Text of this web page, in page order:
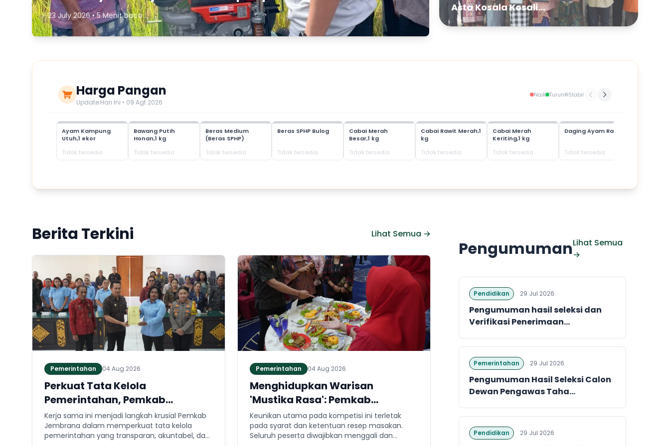
23 July 2026 • 5 Menit baca
Asta Kosala Kosali...
Harga Pangan
Update Hari Ini • 09 Agt 2026
Naik Turun Stabil
Ayam Kampung
Utuh,1 ekor
Tidak tersedia
Bawang Putih
Honan,1 kg
Tidak tersedia
Beras Medium
(Beras SPHP)
Tidak tersedia
Beras SPHP Bulog
Tidak tersedia
Cabai Merah
Besar,1 kg
Tidak tersedia
Cabai Rawit Merah,1
kg
Tidak tersedia
Cabai Merah
Keriting,1 kg
Tidak tersedia
Daging Ayam Ras
Tidak tersedia
Berita Terkini Lihat Semua →
Pemerintahan 04 Aug 2026
Perkuat Tata Kelola
Pemerintahan, Pemkab
Jembrana dan Kejari Jembrana
Sepakati Kerja Sama Hukum
Datun
Kerja sama ini menjadi langkah krusial Pemkab
Jembrana dalam memperkuat tata kelola
pemerintahan yang transparan, akuntabel, dan
Pemerintahan 04 Aug 2026
Menghidupkan Warisan
'Mustika Rasa': Pemkab
Jembrana Gali Keteladanan
Bung Karno Lewat Lomba Cipta
Menu Kuliner
Keunikan utama pada kompetisi ini terletak
pada syarat dan ketentuan resep masakan.
Seluruh peserta diwajibkan menggali dan
PengumumanLihat Semua
→
Pendidikan 29 Jul 2026
Pengumuman hasil seleksi dan
Verifikasi Penerimaan...
Pemerintahan 29 Jul 2026
Pengumuman Hasil Seleksi Calon
Dewan Pengawas Taha...
Pendidikan 29 Jul 2026